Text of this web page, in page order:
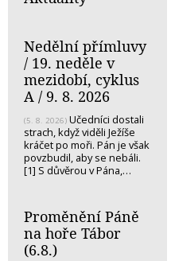
Nedělní přímluvy
/ 19. neděle v
mezidobí, cyklus
A / 9. 8. 2026
(5. 8. 2026) Učedníci dostali
strach, když viděli Ježíše
kráčet po moři. Pán je však
povzbudil, aby se nebáli.
[1] S důvěrou v Pána,…
Proměnění Páně
na hoře Tábor
(6.8.)